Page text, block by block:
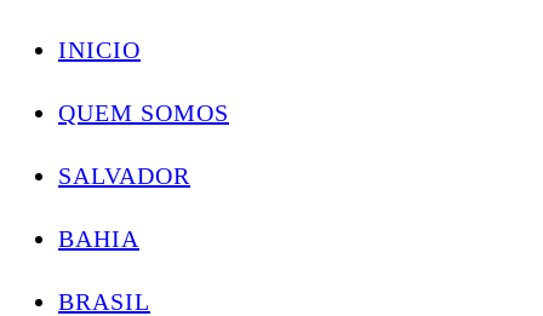
INICIO
QUEM SOMOS
SALVADOR
BAHIA
BRASIL